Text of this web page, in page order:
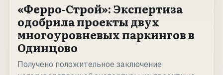
«Ферро-Строй»: Экспертиза
одобрила проекты двух
многоуровневых паркингов в
Одинцово
Получено положительное заключение